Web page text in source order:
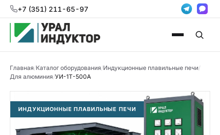
+7 (351) 211-65-97
Главная/Каталог оборудования/Индукционные плавильные печи/
Для алюминия/УИ-1Т-500А
ИНДУКЦИОННЫЕ ПЛАВИЛЬНЫЕ ПЕЧИ